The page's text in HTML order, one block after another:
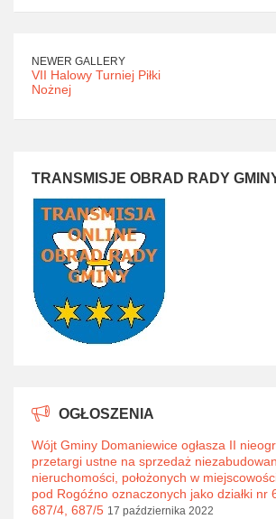
NEWER GALLERY
VII Halowy Turniej Piłki
Nożnej
TRANSMISJE OBRAD RADY
OGŁOSZENIA
Wójt Gminy Domaniewice ogłasza II
przetargi ustne na sprzedaż
nieruchomości, położonych w
pod Rogóźno oznaczonych jako działki nr
687/4, 687/5 17 października 2022